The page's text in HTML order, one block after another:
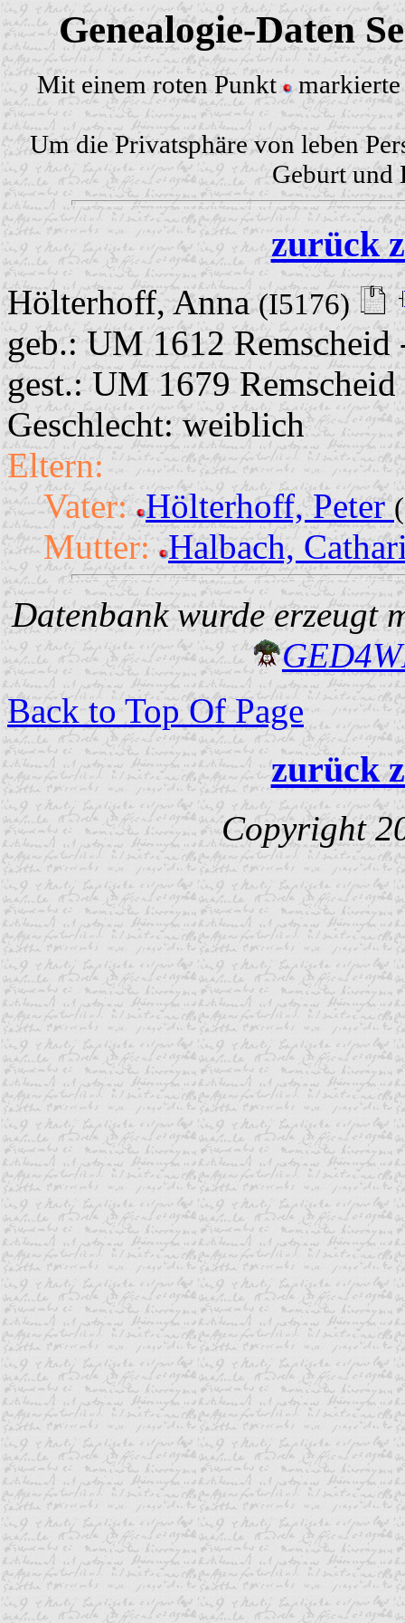
Genealogie-Daten
Mit einem roten Punkt markierte
Um die Privatsphäre von leben
Geburt und
zurück
Hölterhoff, Anna(I5176)
geb.: UM 1612 Remscheid
gest.: UM 1679
Geschlecht: weiblich
Eltern:
Vater: Hölterhoff, Peter
Mutter: Halbach,
Datenbank wurde erzeugt
Back to Top Of Page
zurück
Copyright